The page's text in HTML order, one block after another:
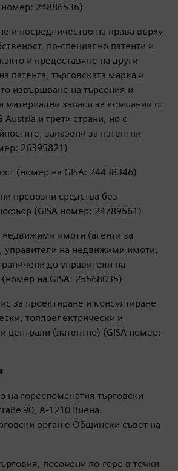
номер: 24886536)
и посредничество на права върху
по-специално патенти и
и предоставяне на други
патента, търговската марка и
извършване на търсения и
материални запаси за компании от
Austria и трети страни, но с
запазени за патентни
26395821)
(номер на GISA: 24438346)
превозни средства без
(GISA номер: 24789561)
имоти (агенти за
на недвижими имоти,
до управители на
на GISA: 25568035)
за проектиране и консултиране
топлоелектрически и
централи (латентно) (GISA номер:
на гореспоменатия търговски
90, A-1210 Виена.
орган е Общински съвет на
посочени по-горе в точки